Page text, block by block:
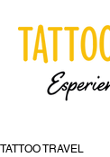
TATTOO TRAVEL